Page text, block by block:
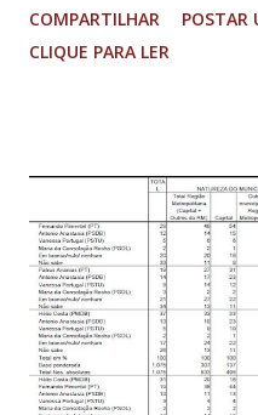
atualizados pelo vereador,
informações sobre a
aberto, dinâmico e
aos questionamentos
seguidores, encontram-se
ONGs e partidos políticos,
cujos olhares foram
sofrida em outubro do ano
seguinte por liminar do
COMPARTILHAR
POSTAR
CLIQUE PARA LER